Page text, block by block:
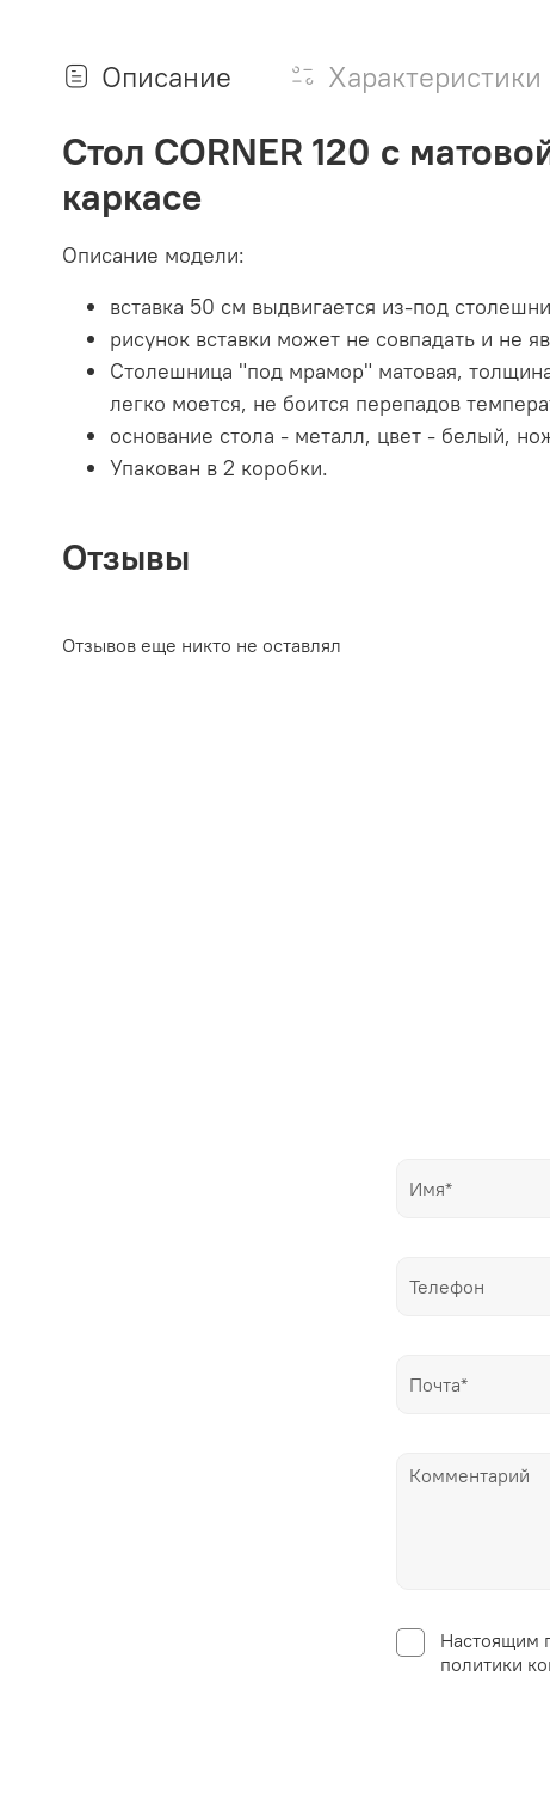
Описание Характеристики
Стол CORNER 120 с
каркасе
Описание модели:
вставка 50 см выдвигается из-под
рисунок вставки может не совпадать и не
Столешница "под мрамор" матовая,
легко моется, не боится перепадов
основание стола - металл, цвет - белый,
Упакован в 2 коробки.
Отзывы
Отзывов еще никто не оставлял
Настоящим
политики